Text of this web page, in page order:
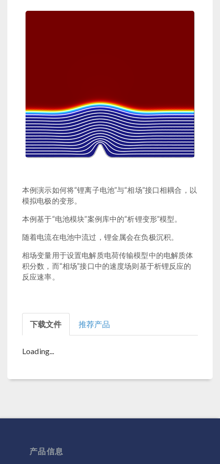
本例演示如何将“锂离子电池”与“相场”接口相耦合，以
模拟电极的变形。
本例基于“电池模块”案例库中的“析锂变形”模型。
随着电流在电池中流过，锂金属会在负极沉积。
相场变量用于设置电解质电荷传输模型中的电解质体
积分数，而“相场”接口中的速度场则基于析锂反应的
反应速率。
下载文件 推荐产品
Loading...
产品信息